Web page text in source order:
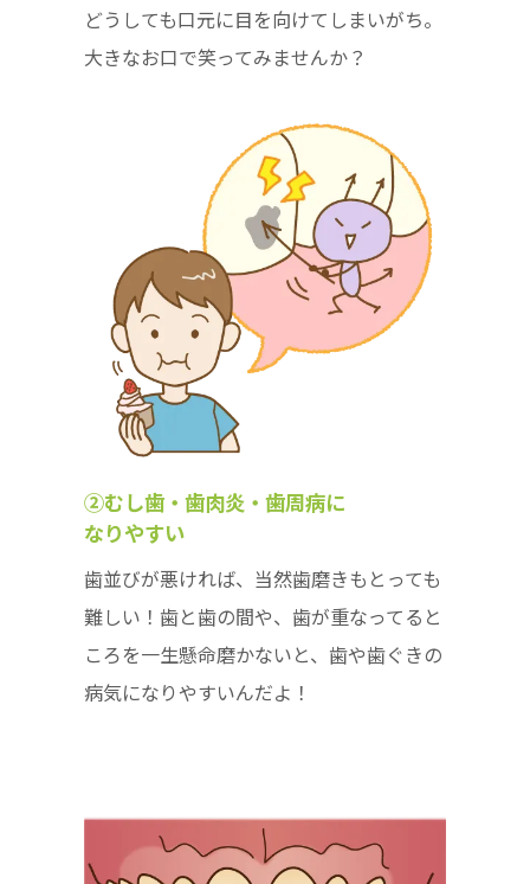
どうしても口元に目を向けてしまいがち。
大きなお口で笑ってみませんか？
②むし歯・歯肉炎・歯周病に
なりやすい
歯並びが悪ければ、当然歯磨きもとっても
難しい！歯と歯の間や、歯が重なってると
ころを一生懸命磨かないと、歯や歯ぐきの
病気になりやすいんだよ！